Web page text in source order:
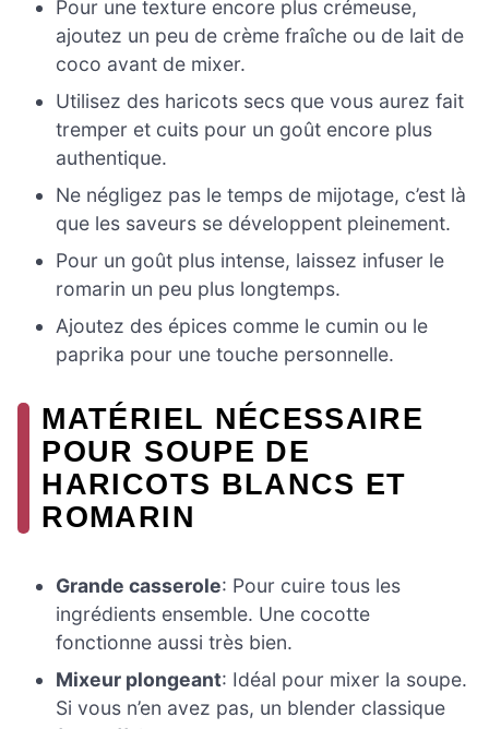
Pour une texture encore plus crémeuse,
ajoutez un peu de crème fraîche ou de lait de
coco avant de mixer.
Utilisez des haricots secs que vous aurez fait
tremper et cuits pour un goût encore plus
authentique.
Ne négligez pas le temps de mijotage, c’est là
que les saveurs se développent pleinement.
Pour un goût plus intense, laissez infuser le
romarin un peu plus longtemps.
Ajoutez des épices comme le cumin ou le
paprika pour une touche personnelle.
MATÉRIEL NÉCESSAIRE
POUR SOUPE DE
HARICOTS BLANCS ET
ROMARIN
Grande casserole: Pour cuire tous les
ingrédients ensemble. Une cocotte
fonctionne aussi très bien.
Mixeur plongeant: Idéal pour mixer la soupe.
Si vous n’en avez pas, un blender classique